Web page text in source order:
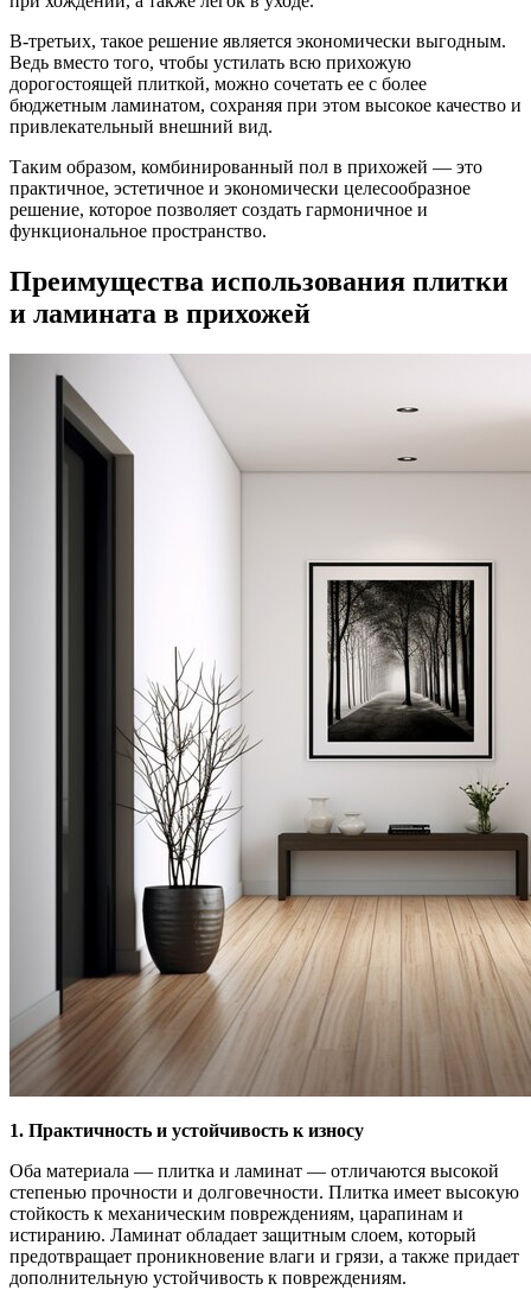
В-третьих, такое решение является экономически выгодным.
Ведь вместо того, чтобы устилать всю прихожую
дорогостоящей плиткой, можно сочетать ее с более
бюджетным ламинатом, сохраняя при этом высокое качество и
привлекательный внешний вид.
Таким образом, комбинированный пол в прихожей — это
практичное, эстетичное и экономически целесообразное
решение, которое позволяет создать гармоничное и
функциональное пространство.
Преимущества использования плитки
и ламината в прихожей
1. Практичность и устойчивость к износу
Оба материала — плитка и ламинат — отличаются высокой
степенью прочности и долговечности. Плитка имеет высокую
стойкость к механическим повреждениям, царапинам и
истиранию. Ламинат обладает защитным слоем, который
предотвращает проникновение влаги и грязи, а также придает
дополнительную устойчивость к повреждениям.